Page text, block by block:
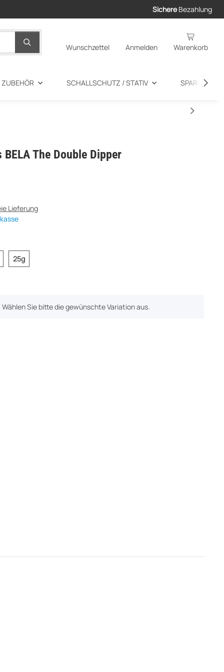
Sichere Bezahlung
Wunschzettel Anmelden Warenkorb
SCHALLSCHUTZ / STATIV SPAR-
The Double Dipper
Lieferung
25g25g
Sie bitte die gewünschte Variation aus.